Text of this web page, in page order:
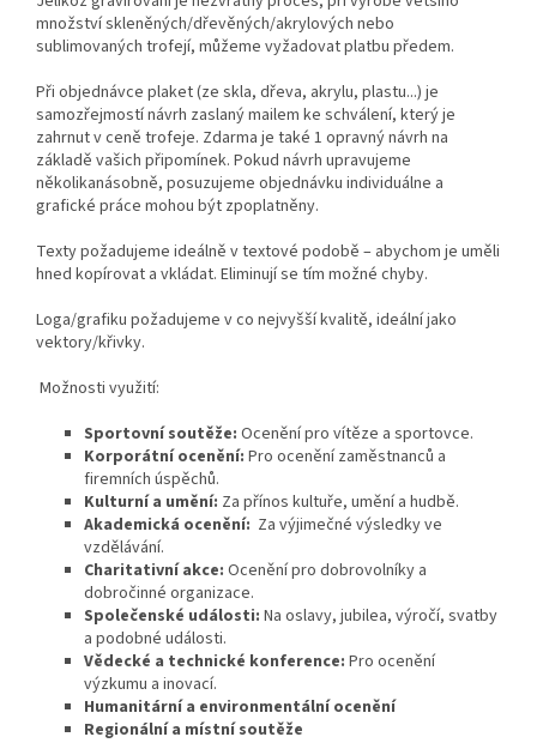
množství skleněných/dřevěných/akrylových nebo
sublimovaných trofejí, můžeme vyžadovat platbu předem.
Při objednávce plaket (ze skla, dřeva, akrylu, plastu...) je
samozřejmostí návrh zaslaný mailem ke schválení, který je
zahrnut v ceně trofeje. Zdarma je také 1 opravný návrh na
základě vašich připomínek. Pokud návrh upravujeme
několikanásobně, posuzujeme objednávku individuálne a
grafické práce mohou být zpoplatněny.
Texty požadujeme ideálně v textové podobě – abychom je uměli
hned kopírovat a vkládat. Eliminují se tím možné chyby.
Loga/grafiku požadujeme v co nejvyšší kvalitě, ideální jako
vektory/křivky.
Možnosti využití:
Sportovní soutěže: Ocenění pro vítěze a sportovce.
Korporátní ocenění: Pro ocenění zaměstnanců a
firemních úspěchů.
Kulturní a umění: Za přínos kultuře, umění a hudbě.
Akademická ocenění: Za výjimečné výsledky ve
vzdělávání.
Charitativní akce: Ocenění pro dobrovolníky a
dobročinné organizace.
Společenské události: Na oslavy, jubilea, výročí, svatby
a podobné události.
Vědecké a technické konference: Pro ocenění
výzkumu a inovací.
Humanitární a environmentální ocenění
Regionální a místní soutěže